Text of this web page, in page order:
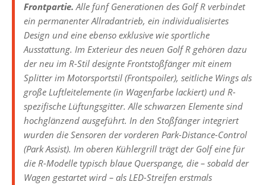
Frontpartie.Alle fünf Generationen des Golf R verbindet
ein permanenter Allradantrieb, ein individualisiertes
Design und eine ebenso exklusive wie sportliche
Ausstattung. Im Exterieur des neuen Golf R gehören dazu
der neu im R-Stil designte Frontstoßfänger mit einem
Splitter im Motorsportstil (Frontspoiler), seitliche Wings als
große Luftleitelemente (in Wagenfarbe lackiert) und R-
spezifische Lüftungsgitter. Alle schwarzen Elemente sind
hochglänzend ausgeführt. In den Stoßfänger integriert
wurden die Sensoren der vorderen Park-Distance-Control
(Park Assist). Im oberen Kühlergrill trägt der Golf eine für
die R-Modelle typisch blaue Querspange, die – sobald der
Wagen gestartet wird – als LED-Streifen erstmals